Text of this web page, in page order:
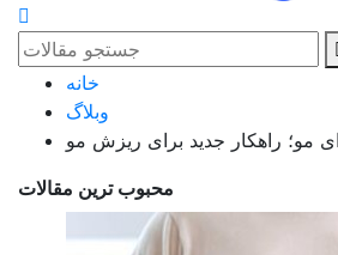
خانه
وبلاگ
مو؛ راهکار جدید برای ریزش مو
محبوب ترین مقالات